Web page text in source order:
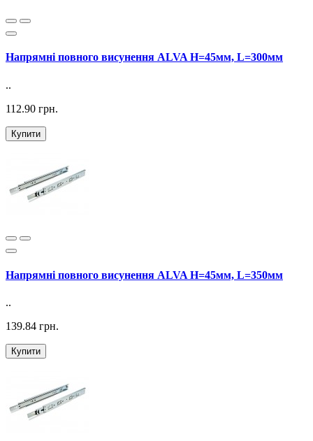
Напрямні повного висунення ALVA H=45мм, L=300мм
..
112.90 грн.
Купити
Напрямні повного висунення ALVA H=45мм, L=350мм
..
139.84 грн.
Купити